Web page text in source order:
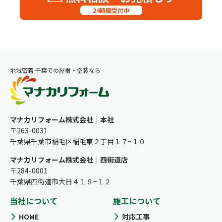
24時間受付中
地域密着 千葉での屋根・塗装なら
マナカリフォーム株式会社｜本社
〒263-0031
千葉県千葉市稲毛区稲毛東２丁目１７−１０
マナカリフォーム株式会社｜四街道店
〒284-0001
千葉県四街道市大日４１８−１２
当社について
HOME
施工について
対応工事